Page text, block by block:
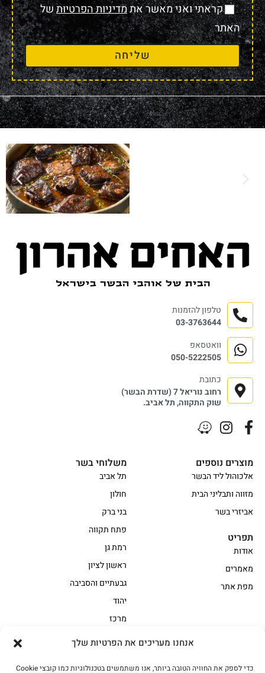
אנחנו מעריכים את הפרטיות שלך
כדי לספק את החוויה הטובה ביותר, אנו משתמשים בטכנולוגיות כמו קובצי Cookie
קראתי ואני מאשר אתמדיניות הפרטיותשל
האתר
שליחה
אווז בשר בקר משובח
משלוחי בשר
תל אביב
חולון
בני ברק
פתח תקווה
רמת גן
ראשון לציון
גבעתיים והסביבה
יהוד
מרכז
מוצרים נוספים
אלכוהול ליד הבשר
מזווה ותבליני הבית
אביזרי בשר
תפריט
אודות
מאמרים
מפת אתר
טלפון להזמנות
03-3763644
וואטסאפ
050-5222505
כתובת
רחוב נוריאל 7 (שדרת הבשר)
שוק התקווה, תל אביב.